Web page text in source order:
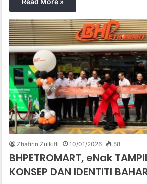
Zhafirin Zulkifli 10/01/2026 58
BHPETROMART, eNak
KONSEP DAN IDENTITI